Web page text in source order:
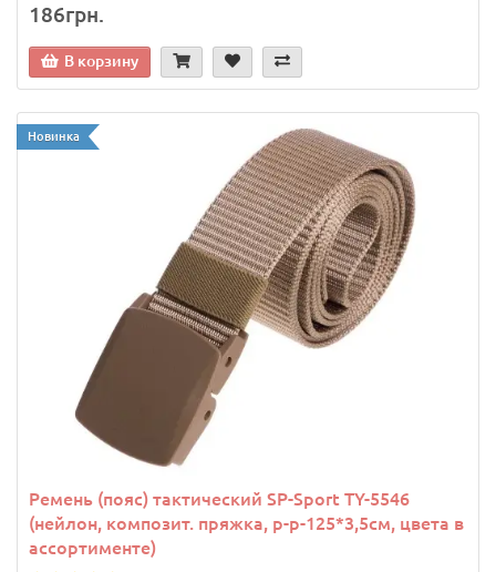
186грн.
В корзину
Новинка
Ремень (пояс) тактический SP-Sport TY-5546
(нейлон, композит. пряжка, р-р-125*3,5см, цвета в
ассортименте)